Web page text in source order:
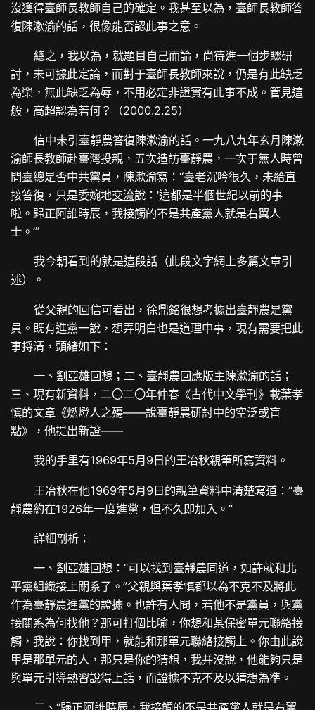
沒獲得臺師長教師自己的確定。我甚至以為，臺師長教師答
復陳漱渝的話，很像能否認此事之意。
總之，我以為，就題目自己而論，尚待進一個步驟研
討，未可據此定論，而對于臺師長教師來說，仍是有此缺乏
為榮，無此缺乏為辱，不用必定非證實有此事不成。管見這
般，高超認為若何？（2000.2.25）
信中未引臺靜農答復陳漱渝的話。一九八九年玄月陳漱
渝師長教師赴臺灣投親，五次造訪臺靜農，一次于無人時曾
問臺總是否中共黨員，陳漱渝寫：“臺老沉吟很久，未給直
接答復，只是委婉地交流說：‘這都是半個世紀以前的事
啦。歸正阿誰時辰，我接觸的不是共產黨人就是右翼人
士。’”
我今朝看到的就是這段話（此段文字網上多篇文章引
述）。
從父親的回信可看出，徐鼎銘很想考據出臺靜農是黨
員。既有進黨一說，想弄明白也是道理中事，現有需要把此
事捋清，頭緒如下：
一、劉亞雄回想；二、臺靜農回應版主陳漱渝的話；
三、現有新資料，二〇二〇年仲春《古代中文學刊》載葉孝
慎的文章《燃燈人之殤——說臺靜農研討中的空泛或盲
點》，他提出新證——
我的手里有1969年5月9日的王冶秋親筆所寫資料。
王冶秋在他1969年5月9日的親筆資料中清楚寫道：“臺
靜農約在1926年一度進黨，但不久即加入。”
詳細剖析：
一、劉亞雄回想：“可以找到臺靜農同道，如許就和北
平黨組織接上關系了。”父親與葉孝慎都以為不克不及將此
作為臺靜農進黨的證據。也許有人問，若他不是黨員，與黨
接關系為何找他？那可打個比喻，你想和某保密單元聯絡接
觸，我說：你找到甲，就能和那單元聯絡接觸上。你由此說
甲是那單元的人，那只是你的猜想，我并沒說，他能夠只是
與單元引導熟習說得上話，而證據不克不及以猜想為準。